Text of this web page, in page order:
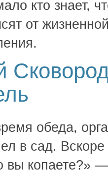
кто знает,
от
обеда,
в сад. Вскоре
вы копаете?»